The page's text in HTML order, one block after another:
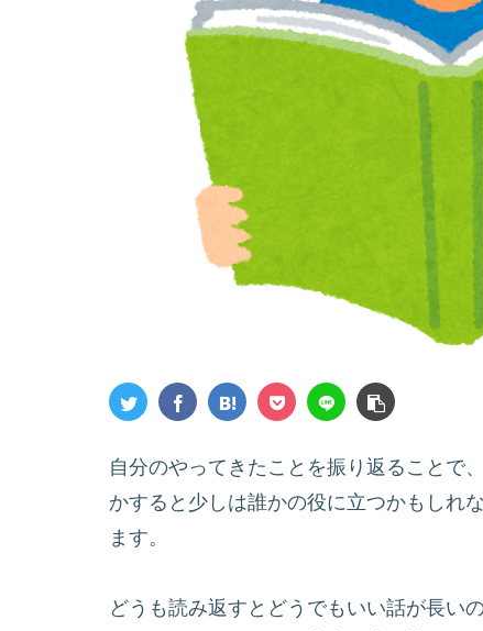
自分のやってきたことを振り返ることで
かすると少しは誰かの役に立つかもしれ
ます。
どうも読み返すとどうでもいい話が長いの